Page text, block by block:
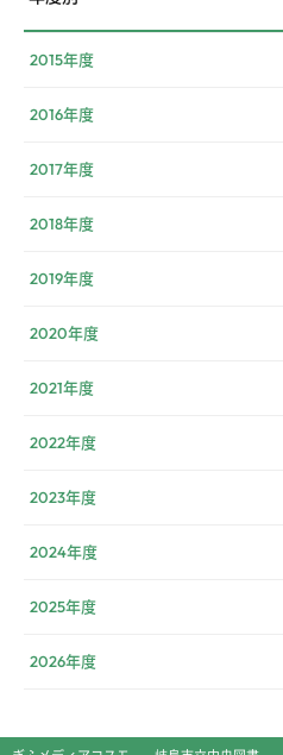
2015年度
2016年度
2017年度
2018年度
2019年度
2020年度
2021年度
2022年度
2023年度
2024年度
2025年度
2026年度